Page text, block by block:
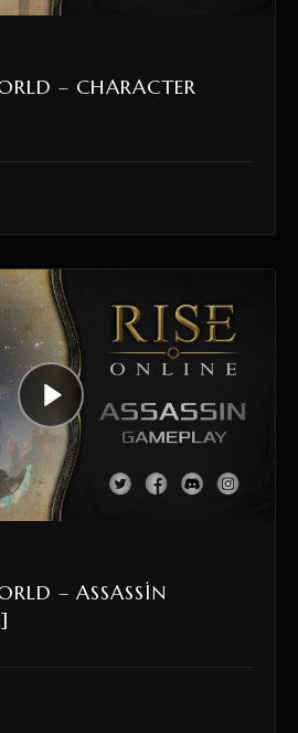
– CHARACTER
– ASSASSIN